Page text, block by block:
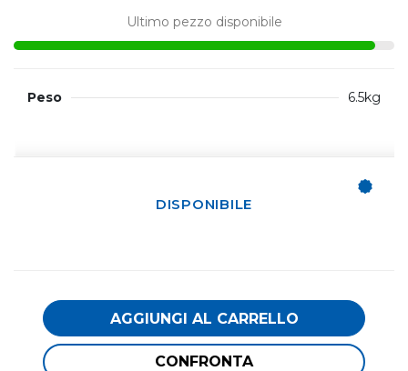
Ultimo pezzo disponibile
Peso 6.5kg
DISPONIBILE
AGGIUNGI AL CARRELLO
CONFRONTA